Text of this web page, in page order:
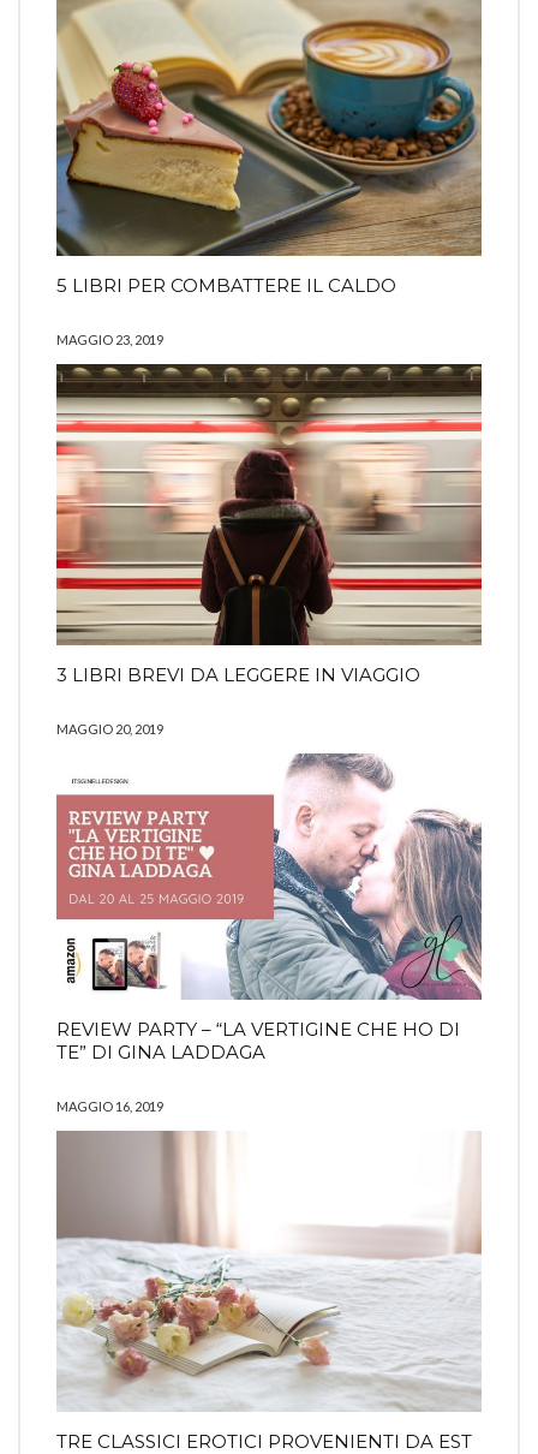
5 LIBRI PER COMBATTERE IL CALDO
MAGGIO 23, 2019
3 LIBRI BREVI DA LEGGERE IN VIAGGIO
MAGGIO 20, 2019
REVIEW PARTY – “LA VERTIGINE CHE HO DI
TE” DI GINA LADDAGA
MAGGIO 16, 2019
TRE CLASSICI EROTICI PROVENIENTI DA EST